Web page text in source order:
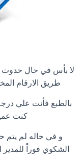
لا بأس في حال حدوث
طريق الارقام
بالطبع فأنت علي درجة
كنت
الشكوي فوراً